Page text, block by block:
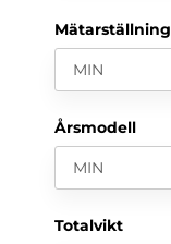
Mätarställning
MIN
Årsmodell
MIN
Totalvikt